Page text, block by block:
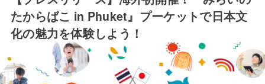
たからばこ in Phuket』プーケットで日本文
化の魅力を体験しよう！